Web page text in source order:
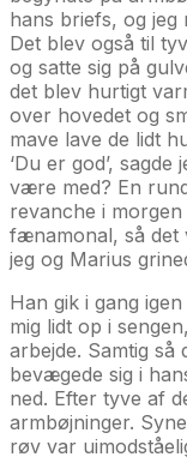
hans briefs, og jeg
Det blev også til
og satte sig på
det blev hurtigt
over hovedet og
mave lave de lidt
‘Du er god’,
være med? En
revanche i
fænamonal, så det
jeg og Marius
Han gik i gang
mig lidt op i
arbejde. Samtig
bevægede sig i
ned. Efter tyve af
armbøjninger.
røv var